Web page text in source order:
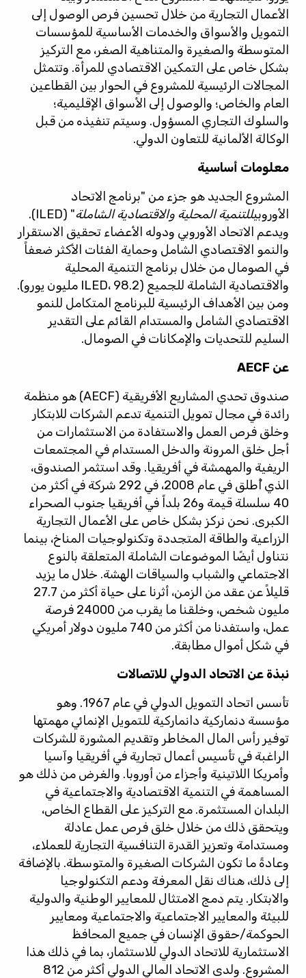
الأعمال التجارية من خلال تحسين فرص الوصول إلى
التمويل والأسواق والخدمات الأساسية للمؤسسات
المتوسطة والصغيرة والمتناهية الصغر، مع التركيز
بشكل خاص على التمكين الاقتصادي للمرأة. وتتمثل
المجالات الرئيسية للمشروع في الحوار بين القطاعين
العام والخاص؛ والوصول إلى الأسواق الإقليمية؛
والسلوك التجاري المسؤول. وسيتم تنفيذه من قبل
الوكالة الألمانية للتعاون الدولي.
معلومات أساسية
المشروع الجديد هو جزء من "برنامج الاتحاد
الأوروبيللتنمية المحلية والاقتصادية الشاملة
" (ILED).
ويدعم الاتحاد الأوروبي ودوله الأعضاء تحقيق الاستقرار
والنمو الاقتصادي الشامل وحماية الفئات الأكثر ضعفاً
في الصومال من خلال برنامج التنمية المحلية
والاقتصادية الشاملة للجميع (ILED، 98.2 مليون يورو).
ومن بين الأهداف الرئيسية للبرنامج المتكامل للنمو
الاقتصادي الشامل والمستدام القائم على التقدير
السليم للتحديات والإمكانات في الصومال.
عن AECF
صندوق تحدي المشاريع الأفريقية (AECF) هو منظمة
رائدة في مجال تمويل التنمية تدعم الشركات للابتكار
وخلق فرص العمل والاستفادة من الاستثمارات من
أجل خلق المرونة والدخل المستدام في المجتمعات
الريفية والمهمشة في أفريقيا. وقد استثمر الصندوق،
الذي أُطلق في عام 2008، في 292 شركة في أكثر من
40 سلسلة قيمة و26 بلداً في أفريقيا جنوب الصحراء
الكبرى. نحن نركز بشكل خاص على الأعمال التجارية
الزراعية والطاقة المتجددة وتكنولوجيات المناخ، بينما
نتناول أيضًا الموضوعات الشاملة المتعلقة بالنوع
الاجتماعي والشباب والسياقات الهشة. خلال ما يزيد
قليلاً عن عقد من الزمن، أثرنا على حياة أكثر من 27.7
مليون شخص، وخلقنا ما يقرب من 24000 فرصة
عمل، واستفدنا من أكثر من 740 مليون دولار أمريكي
في شكل أموال مطابقة.
نبذة عن الاتحاد الدولي للاتصالات
تأسس اتحاد التمويل الدولي في عام 1967. وهو
مؤسسة دنماركية دانماركية للتمويل الإنمائي مهمتها
توفير رأس المال المخاطر وتقديم المشورة للشركات
الراغبة في تأسيس أعمال تجارية في أفريقيا وآسيا
وأمريكا اللاتينية وأجزاء من أوروبا. والغرض من ذلك هو
المساهمة في التنمية الاقتصادية والاجتماعية في
البلدان المستثمرة. مع التركيز على القطاع الخاص،
ويتحقق ذلك من خلال خلق فرص عمل عادلة
ومستدامة وتعزيز القدرة التنافسية التجارية للعملاء،
وعادةً ما تكون الشركات الصغيرة والمتوسطة. بالإضافة
إلى ذلك، هناك نقل المعرفة ودعم التكنولوجيا
والابتكار. يتم دمج الامتثال للمعايير الوطنية والدولية
للبيئة والمعايير الاجتماعية والاجتماعية ومعايير
الحوكمة/حقوق الإنسان في جميع المحافظ
الاستثمارية للاتحاد الدولي للاستثمار، بما في ذلك هذا
المشروع. ولدى الاتحاد المالي الدولي أكثر من 812